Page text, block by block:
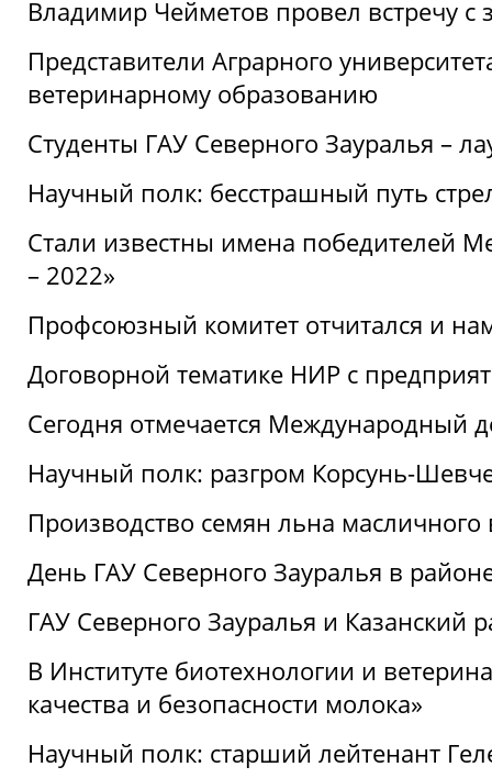
Владимир Чейметов провел встречу
Представители Аграрного
ветеринарному образованию
Студенты ГАУ Северного Зауралья –
Научный полк: бесстрашный путь
Стали известны имена победителей
– 2022»
Профсоюзный комитет отчитался и
Договорной тематике НИР с
Сегодня отмечается Международный
Научный полк: разгром Корсунь-
Производство семян льна
День ГАУ Северного Зауралья в
ГАУ Северного Зауралья и Казанский
В Институте биотехнологии и
качества и безопасности молока»
Научный полк: старший лейтенант